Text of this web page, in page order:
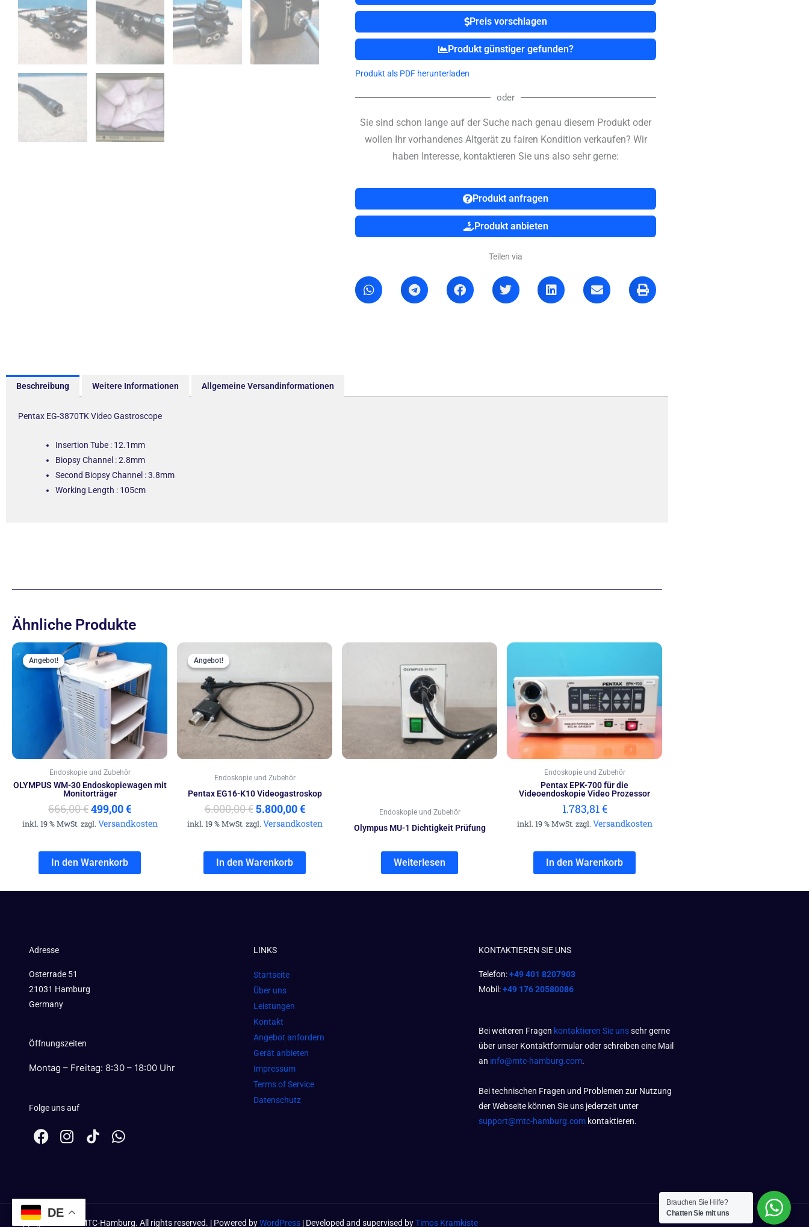
TK
Menge
Preis vorschlagen
Produkt günstiger gefunden?
Produkt als PDF herunterladen
oder
Sie sind schon lange auf der Suche nach genau diesem Produkt oder
wollen Ihr vorhandenes Altgerät zu fairen Kondition verkaufen? Wir
haben Interesse, kontaktieren Sie uns also sehr gerne:
Produkt anfragen
Produkt anbieten
Teilen via
Beschreibung Weitere Informationen Allgemeine Versandinformationen
Pentax EG-3870TK Video Gastroscope
Insertion Tube : 12.1mm
Biopsy Channel : 2.8mm
Second Biopsy Channel : 3.8mm
Working Length : 105cm
Ähnliche Produkte
Angebot!
Angebot!
Endoskopie und Zubehör
OLYMPUS WM-30 Endoskopiewagen mit
Monitorträger
666,00€
Ursprünglicher
Preis
war:
666,00 €
499,00€
Aktueller
Preis
ist:
499,00 €.
inkl. 19 % MwSt. zzgl. Versandkosten
In den Warenkorb
Angebot!
Angebot!
Endoskopie und Zubehör
Pentax EG16-K10 Videogastroskop
6.000,00€
Ursprünglicher
6.000,00 €
5.800,00€
Aktueller
5.800,00 €.
inkl. 19 % MwSt. zzgl. Versandkosten
In den Warenkorb
Endoskopie und Zubehör
Olympus MU-1 Dichtigkeit Prüfung
Weiterlesen
Endoskopie und Zubehör
Pentax EPK-700 für die
Videoendoskopie Video Prozessor
1.783,81€
inkl. 19 % MwSt. zzgl. Versandkosten
In den Warenkorb
Adresse
Osterrade 51
21031 Hamburg
Germany
Öffnungszeiten
Montag – Freitag: 8:30 – 18:00 Uhr
Folge uns auf
F
a
o
o
I
n
g
r
W
h
a
p
LINKS
Startseite
Über uns
Leistungen
Kontakt
Angebot anfordern
Gerät anbieten
Impressum
Terms of Service
Datenschutz
KONTAKTIEREN SIE UNS
Telefon:+49 401 8207903
Mobil:+49 176 20580086
Bei weiteren Fragen kontaktieren Sie unssehr gerne
über unser Kontaktformular oder schreiben eine Mail
an info@mtc-hamburg.com.
Bei technischen Fragen und Problemen zur Nutzung
der Webseite können Sie uns jederzeit unter
support@mtc-hamburg.comkontaktieren.
Copyright © MTC-Hamburg. All rights reserved. | Powered byWordPress | Developed and supervised byTimos Kramkiste
DE
Brauchen Sie Hilfe?
Chatten Sie mit uns